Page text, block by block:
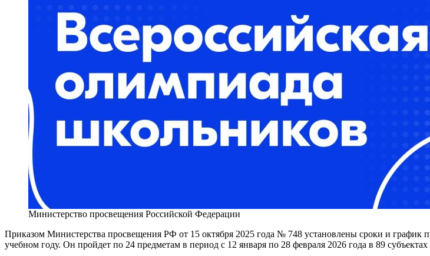
Министерство просвещения Российской Федерации
Приказом Министерства просвещения РФ от 15 октября 2025 года № 748 установлены сроки и график
учебном году. Он пройдет по 24 предметам в период с 12 января по 28 февраля 2026 года в 89